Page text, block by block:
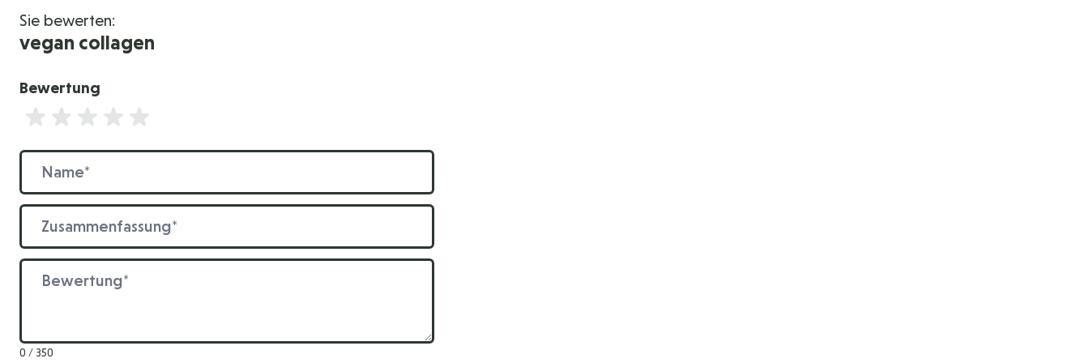
Sie bewerten:
vegan collagen
Bewertung
Bewertung
Name
Zusammenfassung
Bewertung
0 / 350